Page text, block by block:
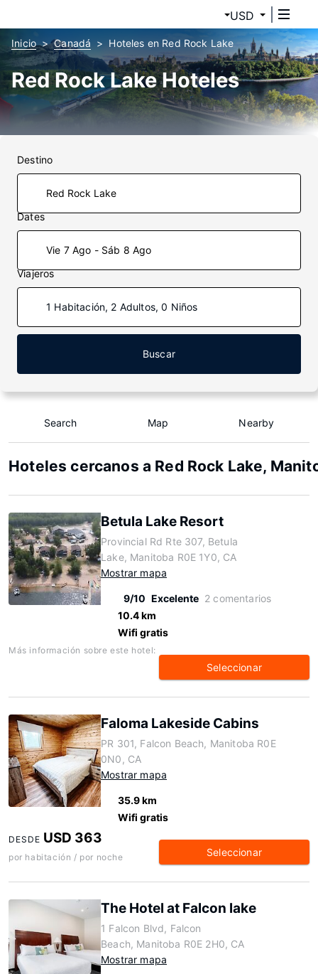
USD
Inicio Canadá Hoteles en Red Rock Lake
Red Rock Lake Hoteles
Destino
Dates
Vie 7 Ago - Sáb 8 Ago
Viajeros
1 Habitación, 2 Adultos, 0 Niños
Buscar
Search Map Nearby
Hoteles cercanos a Red Rock Lake,
Betula Lake Resort
Provincial Rd Rte 307, Betula
Lake, Manitoba R0E 1Y0, CA
Mostrar mapa
9/10 Excelente 2 comentarios
10.4 km
Wifi gratis
Más información sobre este hotel:
Seleccionar
Faloma Lakeside Cabins
PR 301, Falcon Beach, Manitoba R0E
0N0, CA
Mostrar mapa
35.9 km
Wifi gratis
DESDE USD 363
por habitación / por noche Seleccionar
The Hotel at Falcon lake
1 Falcon Blvd, Falcon
Beach, Manitoba R0E 2H0, CA
Mostrar mapa